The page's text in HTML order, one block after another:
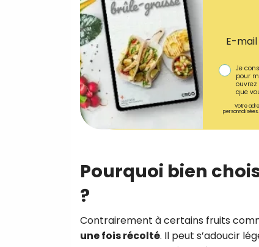
E-mail
Je
pour
que
Votre
Pourquoi bien
?
Contrairement à certains fruits
une fois récolté. Il peut s’adoucir